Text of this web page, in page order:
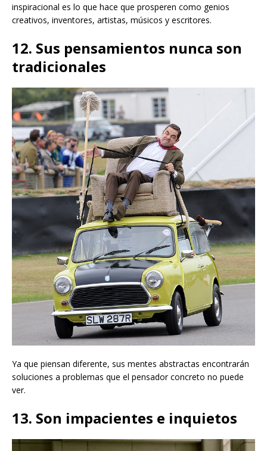
inspiracional es lo que hace que prosperen como genios
creativos, inventores, artistas, músicos y escritores.
12. Sus pensamientos nunca son
tradicionales
Ya que piensan diferente, sus mentes abstractas encontrarán
soluciones a problemas que el pensador concreto no puede
ver.
13. Son impacientes e inquietos